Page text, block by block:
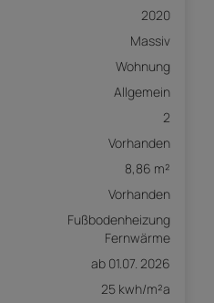
2020
Massiv
Wohnung
Allgemein
2
Vorhanden
8,86 m²
Vorhanden
Fußbodenheizung
Fernwärme
ab 01.07. 2026
25 kwh/m²a